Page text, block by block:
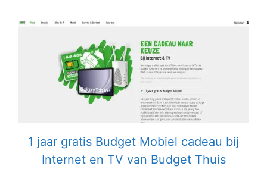
1 jaar gratis Budget Mobiel cadeau bij
Internet en TV van Budget Thuis